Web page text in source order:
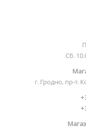
Сб.
г. Гродно, пр-т.